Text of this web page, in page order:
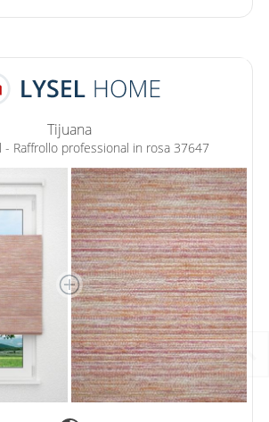
Tijuana
- Raffrollo professional in rosa 37647